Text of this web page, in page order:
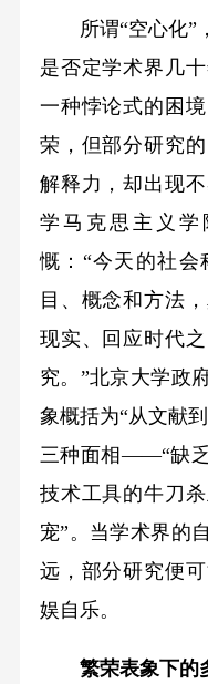
所谓“空心化”
是否定学术界几
一种悖论式的困
荣，但部分研究
解释力，却出现
学马克思主义
慨：“今天的社会
目、概念和方法
现实、回应时代
究。”北京大学政
象概括为“从文献
三种面相——“缺
技术工具的牛刀
宠”。当学术界的
远，部分研究便
娱自乐。
繁荣表象下的